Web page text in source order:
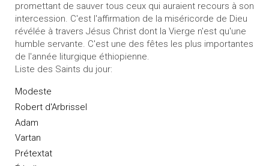
promettant de sauver tous ceux qui auraient recours à son
intercession. C'est l'affirmation de la miséricorde de Dieu
révélée à travers Jésus Christ dont la Vierge n'est qu'une
humble servante. C'est une des fêtes les plus importantes
de l'année liturgique éthiopienne.
Liste des Saints du jour:
Modeste
Robert d'Arbrissel
Adam
Vartan
Prétextat